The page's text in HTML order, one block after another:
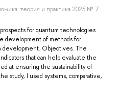
теория и практика 2025 № 7
for quantum technologies
development of methods for
development. Objectives. The
that can help evaluate the
at ensuring the sustainability of
study, I used systems, comparative,